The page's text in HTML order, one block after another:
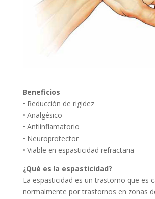
Beneficios
• Reducción de rigidez
• Analgésico
• Antiinflamatorio
• Neuroprotector
• Viable en espasticidad refractaria
¿Qué es la espasticidad?
La espasticidad es un trastorno que es
normalmente por trastornos en zonas